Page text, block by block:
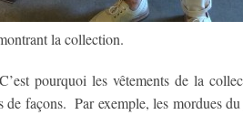
la collection.
pourquoi les vêtements de la
de façons. Par exemple, les mordues